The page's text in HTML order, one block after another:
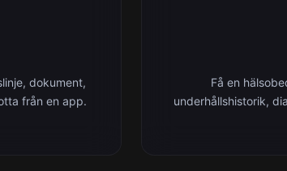
dokument,
från en app.
Få en
underhållshistorik,